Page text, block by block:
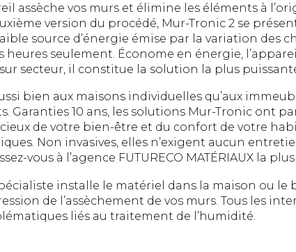
assèche vos murs et élimine les éléments à
version du procédé, Mur-Tronic 2 se
source d’énergie émise par la variation des
seulement. Économe en énergie,
secteur, il constitue la solution la plus
bien aux maisons individuelles qu’aux
Garanties 10 ans, les solutions Mur-Tronic ont
de votre bien-être et du confort de votre
Non invasives, elles n’exigent aucun
vous à l’agence FUTURECO MATÉRIAUX la
installe le matériel dans la maison ou
de l’assèchement de vos murs. Tous les
liés au traitement de l’humidité.